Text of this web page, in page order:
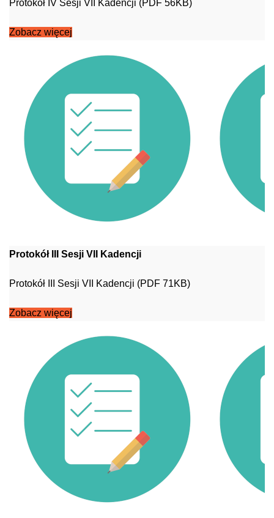
Protokół IV Sesji VII Kadencji (PDF 56KB)
Zobacz więcej
Protokół III Sesji VII Kadencji
Protokół III Sesji VII Kadencji (PDF 71KB)
Zobacz więcej